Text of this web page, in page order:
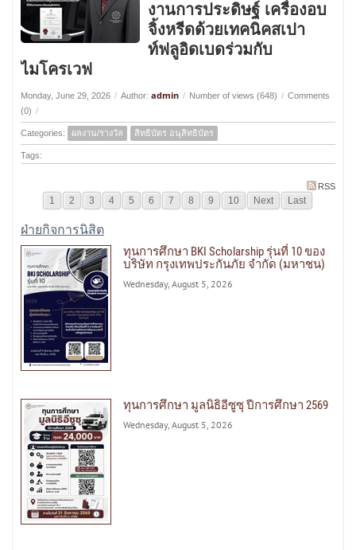
งานการประดิษฐ์ เครื่องอบ
จิ้งหรีดด้วยเทคนิคสเปา
ท์ฟลูอิดเบดร่วมกับ
ไมโครเวฟ
Monday, June 29, 2026 / Author: admin / Number of views (648) / Comments
(0) /
Categories: ผลงาน/รางวัล สิทธิบัตร อนุสิทธิบัตร
Tags:
RSS
1 2 3 4 5 6 7 8 9 10 Next Last
ฝ่ายกิจการนิสิต
ทุนการศึกษา BKI Scholarship รุ่นที่ 10 ของ
บริษัท กรุงเทพประกันภัย จำกัด (มหาชน)
Wednesday, August 5, 2026
ทุนการศึกษา มูลนิธิอีซูซุ ปีการศึกษา 2569
Wednesday, August 5, 2026